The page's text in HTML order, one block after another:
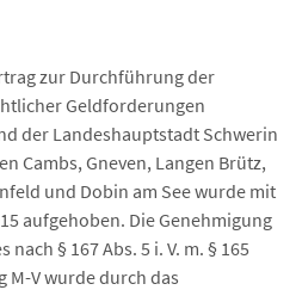
zur Durchführung der
Geldforderungen
der Landeshauptstadt Schwerin
Cambs, Gneven, Langen Brütz,
und Dobin am See wurde mit
aufgehoben. Die Genehmigung
§ 167 Abs. 5 i. V. m. § 165
M-V wurde durch das